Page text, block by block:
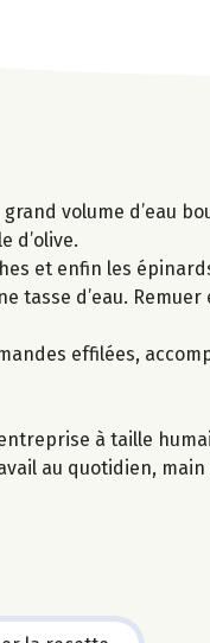
volume d’eau
d’olive.
et enfin les
tasse d’eau.
effilées,
à taille
au quotidien,